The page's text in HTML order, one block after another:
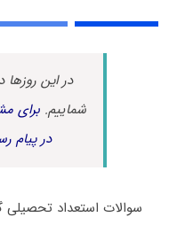
در این روزها
شماییم.برای
در پیام